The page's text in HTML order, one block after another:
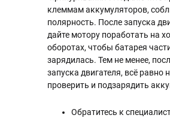
клеммам аккумуляторов,
полярность. После запуска
дайте мотору поработать на
оборотах, чтобы батарея
зарядилась. Тем не менее,
запуска двигателя, всё равно
проверить и подзарядить
Обратитесь к